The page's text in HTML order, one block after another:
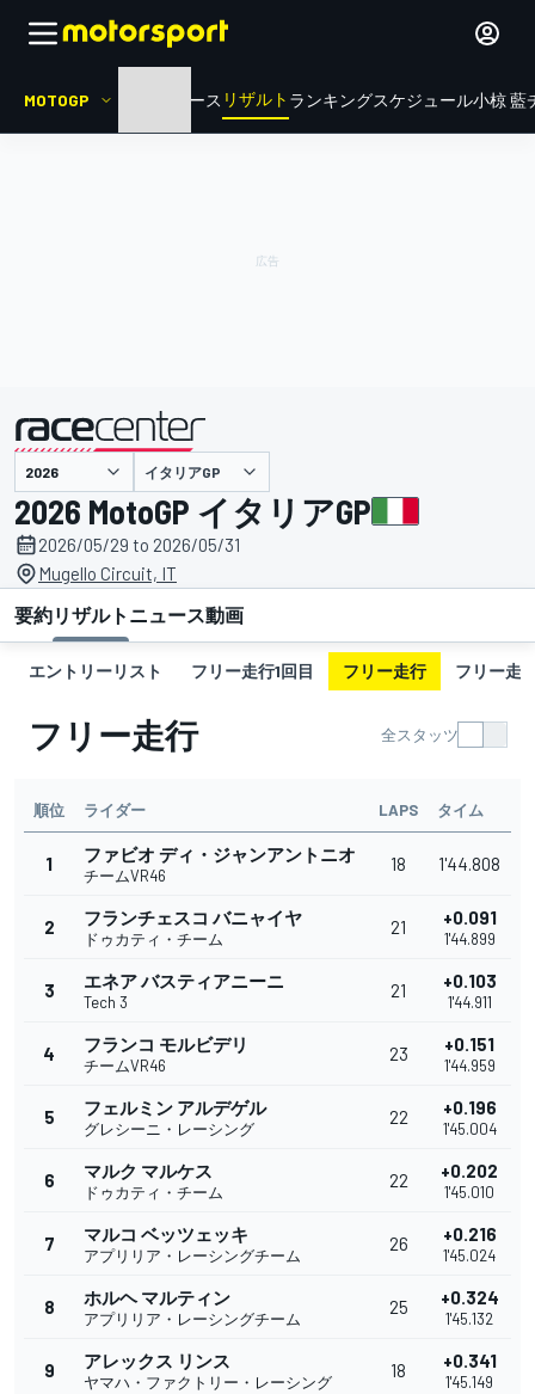
MOTOGP ニュース リザルト ランキングスケジュール小椋 藍
主催 イタリアGP
2026 MotoGP イタリアGP
2026/05/29 to 2026/05/31
Mugello Circuit, IT
要約リザルト ニュース動画
エントリーリスト フリー走行1回目 フリー走行 フリー走
フリー走行 全スタッツ
順位 ライダー LAPS タイム
1 ファビオ ディ・ジャンアントニオ
チームVR46
18 1'44.808
2 フランチェスコ バニャイヤ
ドゥカティ・チーム
21 +0.091
1'44.899
3 エネア バスティアニーニ
Tech 3
21 +0.103
1'44.911
4 フランコ モルビデリ
チームVR46
23 +0.151
1'44.959
5 フェルミン アルデゲル
グレシーニ・レーシング
22 +0.196
1'45.004
6 マルク マルケス
ドゥカティ・チーム
22 +0.202
1'45.010
7 マルコ ベッツェッキ
アプリリア・レーシングチーム
26 +0.216
1'45.024
8 ホルヘ マルティン
アプリリア・レーシングチーム
25 +0.324
1'45.132
9 アレックス リンス
ヤマハ・ファクトリー・レーシング
18 +0.341
1'45.149